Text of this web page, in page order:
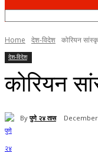
Home देश-विदेश कोरियन
देश-विदेश
कोरियन
By पुणे २४ तास December